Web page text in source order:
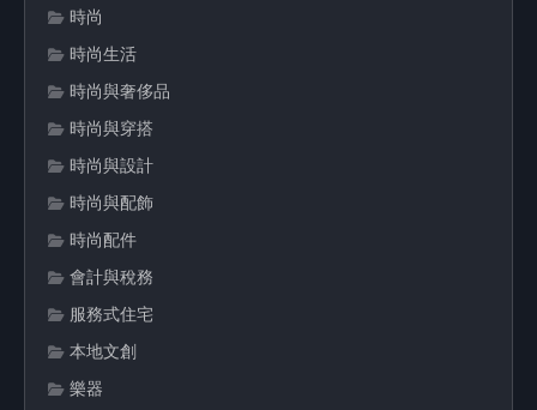
時尚
時尚生活
時尚與奢侈品
時尚與穿搭
時尚與設計
時尚與配飾
時尚配件
會計與稅務
服務式住宅
本地文創
樂器